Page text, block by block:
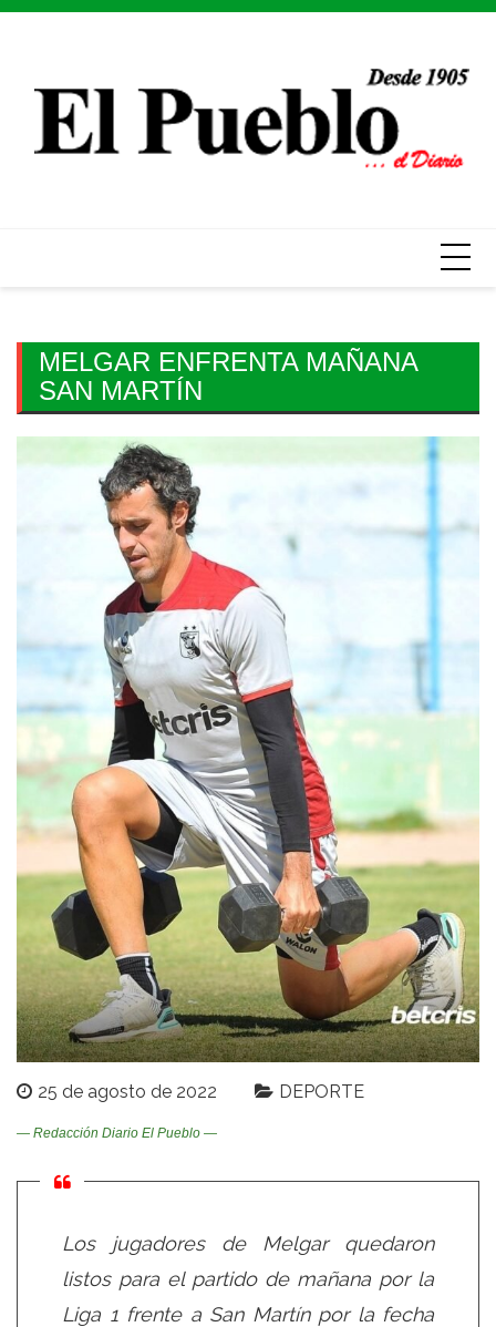
Skip
MELGAR ENFRENTA MAÑANA
SAN MARTÍN
25 de agosto de 2022 DEPORTE
— Redacción Diario El Pueblo —
Los jugadores de Melgar quedaron
listos para el partido de mañana por la
Liga 1 frente a San Martín por la fecha